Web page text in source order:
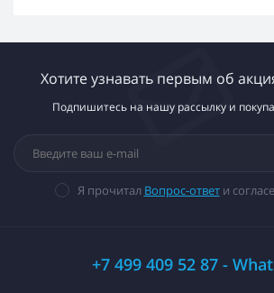
Хотите узнавать первым об
Подпишитесь на нашу рассылку и
Я прочитал Вопрос-ответи
+7 499 409 52 87 -